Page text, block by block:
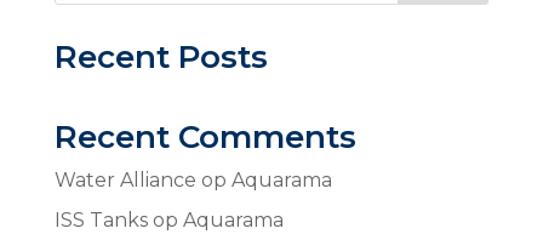
Recent Posts
Recent Comments
Water Alliance op Aquarama
ISS Tanksop Aquarama